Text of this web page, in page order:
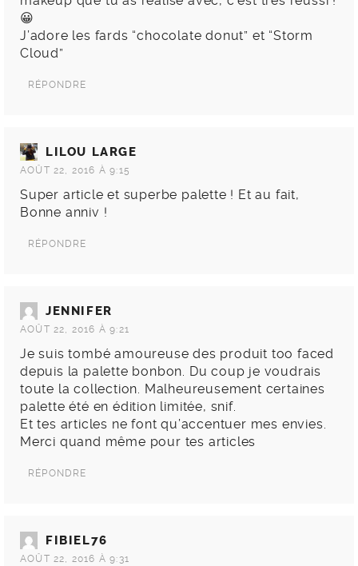
😀
J’adore les fards “chocolate donut” et “Storm
Cloud”
RÉPONDRE
LILOU LARGE
AOÛT 22, 2016 À 9:15
Super article et superbe palette ! Et au fait,
Bonne anniv !
RÉPONDRE
JENNIFER
AOÛT 22, 2016 À 9:21
Je suis tombé amoureuse des produit too faced
depuis la palette bonbon. Du coup je voudrais
toute la collection. Malheureusement certaines
palette été en édition limitée, snif.
Et tes articles ne font qu’accentuer mes envies.
Merci quand même pour tes articles
RÉPONDRE
FIBIEL76
AOÛT 22, 2016 À 9:31